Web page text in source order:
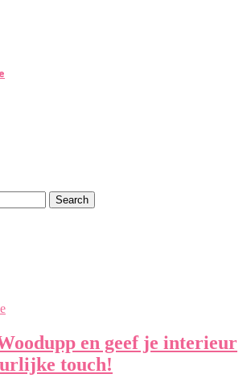
Search
en geef je interieur
touch!